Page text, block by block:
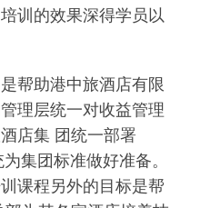
训的效果深得学员以
帮助港中旅酒店有限
理层统一对收益管理
店集 团统一部署
集团标准做好准备。
课程另外的目标是帮